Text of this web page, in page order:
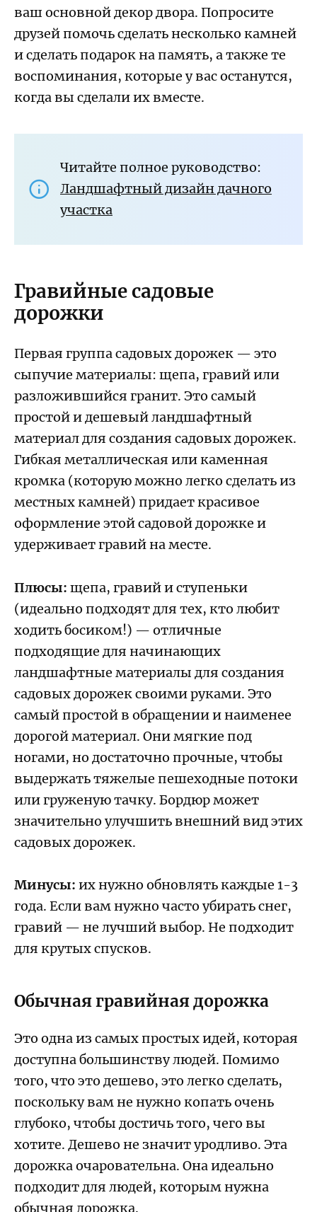
ваш основной декор двора. Попросите
друзей помочь сделать несколько камней
и сделать подарок на память, а также те
воспоминания, которые у вас останутся,
когда вы сделали их вместе.
Читайте полное руководство:
Ландшафтный дизайн дачного
участка
Гравийные садовые
дорожки
Первая группа садовых дорожек — это
сыпучие материалы: щепа, гравий или
разложившийся гранит. Это самый
простой и дешевый ландшафтный
материал для создания садовых дорожек.
Гибкая металлическая или каменная
кромка (которую можно легко сделать из
местных камней) придает красивое
оформление этой садовой дорожке и
удерживает гравий на месте.
Плюсы: щепа, гравий и ступеньки
(идеально подходят для тех, кто любит
ходить босиком!) — отличные
подходящие для начинающих
ландшафтные материалы для создания
садовых дорожек своими руками. Это
самый простой в обращении и наименее
дорогой материал. Они мягкие под
ногами, но достаточно прочные, чтобы
выдержать тяжелые пешеходные потоки
или груженую тачку. Бордюр может
значительно улучшить внешний вид этих
садовых дорожек.
Минусы: их нужно обновлять каждые 1-3
года. Если вам нужно часто убирать снег,
гравий — не лучший выбор. Не подходит
для крутых спусков.
Обычная гравийная дорожка
Это одна из самых простых идей, которая
доступна большинству людей. Помимо
того, что это дешево, это легко сделать,
поскольку вам не нужно копать очень
глубоко, чтобы достичь того, чего вы
хотите. Дешево не значит уродливо. Эта
дорожка очаровательна. Она идеально
подходит для людей, которым нужна
обычная дорожка.